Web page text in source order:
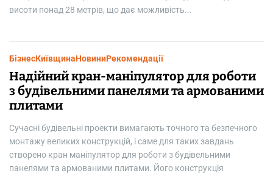
БізнесКиївщинаНовиниРекомендації
Надійний кран-маніпулятор для роботи
з будівельними панелями та армованими
плитами
Сучасні будівельні проекти вимагають точного та безпечного
монтажу великих конструкцій, і саме для таких завдань
створено кран маніпулятор для роботи з будівельними
панелями та армованими плитами. Його конструкція